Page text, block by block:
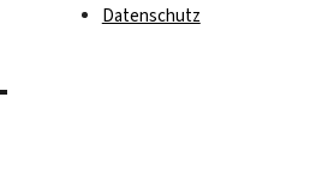
Datenschutz